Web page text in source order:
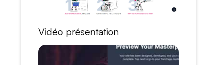
Vidéo présentation